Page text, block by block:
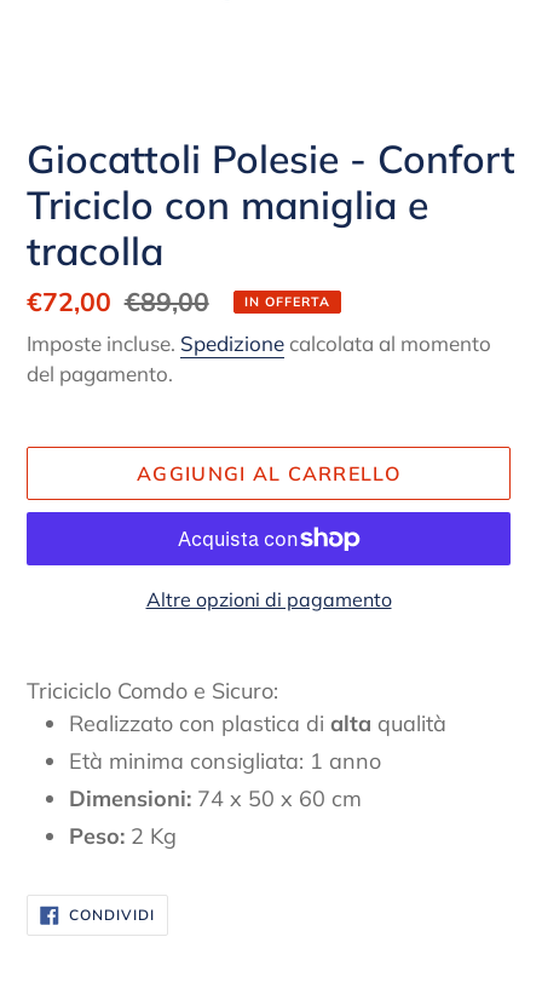
Giocattoli Polesie - Confort
Triciclo con maniglia e
tracolla
Prezzo
scontato
€72,00 Prezzo
di
listino
€89,00 IN OFFERTA
Imposte incluse. Spedizionecalcolata al momento
del pagamento.
AGGIUNGI AL CARRELLO
Altre opzioni di pagamento
del
prodotto
carrello
Triciciclo Comdo e Sicuro:
Realizzato con plastica di alta qualità
Età minima consigliata: 1 anno
Dimensioni: 74 x 50 x 60 cm
Peso: 2 Kg
CONDIVIDICONDIVIDI
SU
FACEBOOK